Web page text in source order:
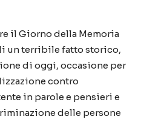
il Giorno della Memoria
un terribile fatto storico,
di oggi, occasione per
contro
in parole e pensieri e
delle persone